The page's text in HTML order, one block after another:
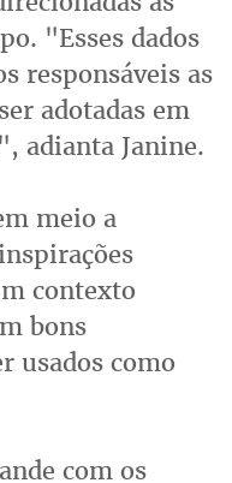
"Esses dados
responsáveis as
adotadas em
adianta Janine.
meio a
contexto
bons
usados como
com os